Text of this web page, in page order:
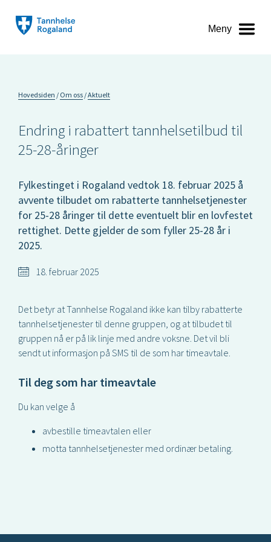
Meny
Hovedsiden Om oss Aktuelt
Endring i rabattert tannhelsetilbud til
25-28-åringer
Fylkestinget i Rogaland vedtok 18. februar 2025 å
avvente tilbudet om rabatterte tannhelsetjenester
for 25-28 åringer til dette eventuelt blir en lovfestet
rettighet. Dette gjelder de som fyller 25-28 år i
2025.
18. februar 2025
Det betyr at Tannhelse Rogaland ikke kan tilby rabatterte
tannhelsetjenester til denne gruppen, og at tilbudet til
gruppen nå er på lik linje med andre voksne. Det vil bli
sendt ut informasjon på SMS til de som har timeavtale.
Til deg som har timeavtale
Du kan velge å
avbestille timeavtalen eller
motta tannhelsetjenester med ordinær betaling.